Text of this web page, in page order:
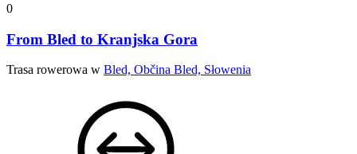
0
From Bled to Kranjska Gora
Trasa rowerowa w Bled, Občina Bled, Słowenia